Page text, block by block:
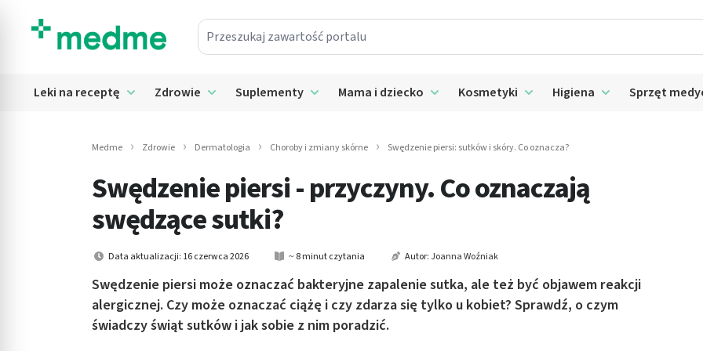
Przeszukaj zawartość portalu
submenu: Suplementy
submenu: Mama i dziecko
submenu: Kosmetyki
submenu: Higiena
submenu: Sprzęt medyczny
submenu: Intymne
Leki na receptę Rozwiń submenu: Leki na receptę
Zdrowie Rozwiń submenu: Zdrowie
Suplementy Rozwiń submenu: Suplementy
Mama i dziecko Rozwiń submenu: Mama i dziecko
Kosmetyki Rozwiń submenu: Kosmetyki
Higiena Rozwiń submenu:
Sprzęt
Medme Zdrowie Dermatologia Choroby i zmiany skórne Swędzenie piersi: sutków i skóry. Co oznacza?
Swędzenie piersi - przyczyny. Co oznaczają
swędzące sutki?
Data aktualizacji: 16 czerwca 2026 ~ 8 minut czytania Autor:Joanna Woźniak
Swędzenie piersi może oznaczać bakteryjne zapalenie sutka, ale też być objawem reakcji
alergicznej. Czy może oznaczać ciążę i czy zdarza się tylko u kobiet? Sprawdź, o czym
świadczy świąt sutków i jak sobie z nim poradzić.